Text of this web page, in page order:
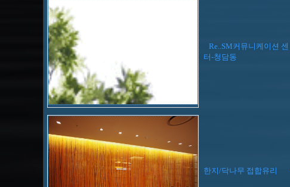
Re..SM커뮤니케이션 센
터-청담동
한지/닥나무 접합유리